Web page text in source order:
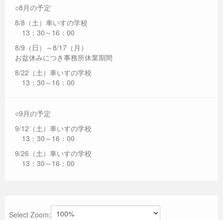
○8月の予定
8/8（土）車いすの学校
13：30～16：00
8/9（日）～8/17（月）
お盆休みにつき事務所休業期間
8/22（土）車いすの学校
13：30～16：00
○9月の予定
9/12（土）車いすの学校
13：30～16：00
9/26（土）車いすの学校
13：30～16：00
Select Zoom: